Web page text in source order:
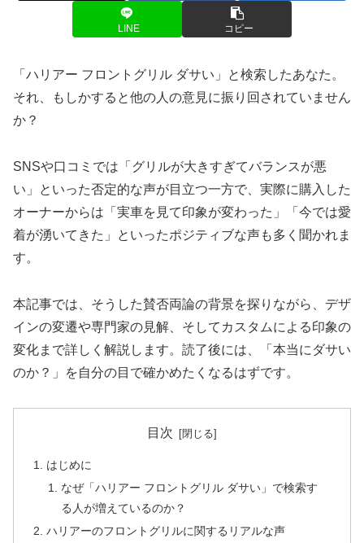
LINE コピー
「ハリアー フロントグリル ダサい」と検索したあなた。
それ、もしかすると他の人の意見に振り回されていません
か？
SNSや口コミでは「グリルが大きすぎてバランスが悪
い」といった否定的な声が目立つ一方で、実際に購入した
オーナーからは「実車を見て印象が変わった」「今では愛
着が湧いてきた」といったポジティブな声も多く聞かれま
す。
本記事では、そうした賛否両論の背景を探りながら、デザ
インの変遷や専門家の見解、そしてカスタムによる印象の
変化まで詳しく解説します。読了後には、「本当にダサい
のか？」を自分の目で確かめたくなるはずです。
目次
はじめに
なぜ「ハリアー フロントグリル ダサい」で検索す
る人が増えているのか？
ハリアーのフロントグリルに関するリアルな声